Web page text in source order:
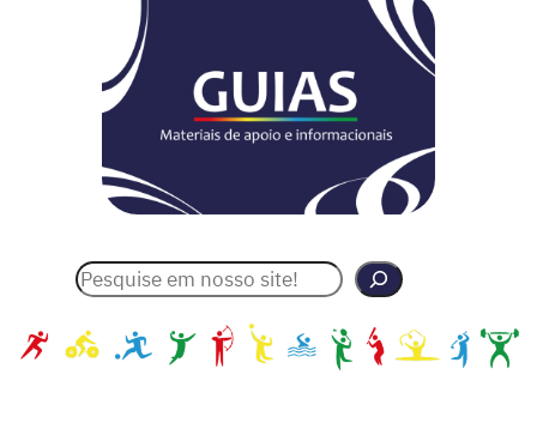
Pesquisar